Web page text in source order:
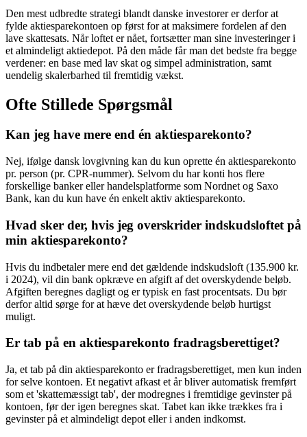
Den mest udbredte strategi blandt danske investorer er derfor at
fylde aktiesparekontoen op først for at maksimere fordelen af den
lave skattesats. Når loftet er nået, fortsætter man sine investeringer i
et almindeligt aktiedepot. På den måde får man det bedste fra begge
verdener: en base med lav skat og simpel administration, samt
uendelig skalerbarhed til fremtidig vækst.
Ofte Stillede Spørgsmål
Kan jeg have mere end én aktiesparekonto?
Nej, ifølge dansk lovgivning kan du kun oprette én aktiesparekonto
pr. person (pr. CPR-nummer). Selvom du har konti hos flere
forskellige banker eller handelsplatforme som Nordnet og Saxo
Bank, kan du kun have én enkelt aktiv aktiesparekonto.
Hvad sker der, hvis jeg overskrider indskudsloftet på
min aktiesparekonto?
Hvis du indbetaler mere end det gældende indskudsloft (135.900 kr.
i 2024), vil din bank opkræve en afgift af det overskydende beløb.
Afgiften beregnes dagligt og er typisk en fast procentsats. Du bør
derfor altid sørge for at hæve det overskydende beløb hurtigst
muligt.
Er tab på en aktiesparekonto fradragsberettiget?
Ja, et tab på din aktiesparekonto er fradragsberettiget, men kun inden
for selve kontoen. Et negativt afkast et år bliver automatisk fremført
som et 'skattemæssigt tab', der modregnes i fremtidige gevinster på
kontoen, før der igen beregnes skat. Tabet kan ikke trækkes fra i
gevinster på et almindeligt depot eller i anden indkomst.